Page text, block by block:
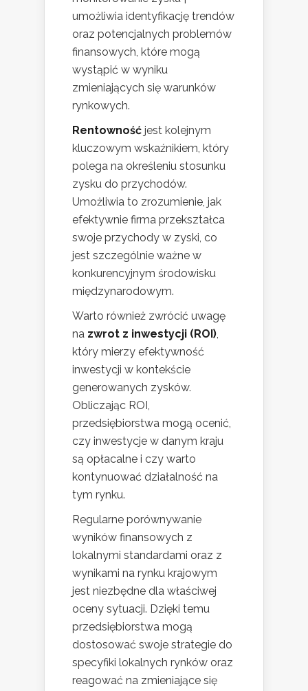
umożliwia identyfikację trendów
oraz potencjalnych problemów
finansowych, które mogą
wystąpić w wyniku
zmieniających się warunków
rynkowych.
Rentowność jest kolejnym
kluczowym wskaźnikiem, który
polega na określeniu stosunku
zysku do przychodów.
Umożliwia to zrozumienie, jak
efektywnie firma przekształca
swoje przychody w zyski, co
jest szczególnie ważne w
konkurencyjnym środowisku
międzynarodowym.
Warto również zwrócić uwagę
na zwrot z inwestycji (ROI),
który mierzy efektywność
inwestycji w kontekście
generowanych zysków.
Obliczając ROI,
przedsiębiorstwa mogą ocenić,
czy inwestycje w danym kraju
są opłacalne i czy warto
kontynuować działalność na
tym rynku.
Regularne porównywanie
wyników finansowych z
lokalnymi standardami oraz z
wynikami na rynku krajowym
jest niezbędne dla właściwej
oceny sytuacji. Dzięki temu
przedsiębiorstwa mogą
dostosować swoje strategie do
specyfiki lokalnych rynków oraz
reagować na zmieniające się